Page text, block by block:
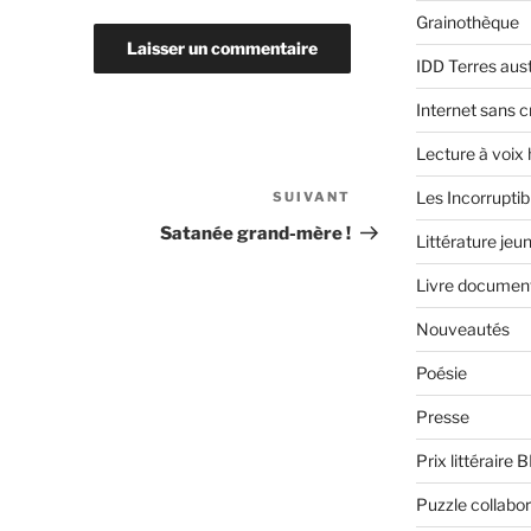
suivant
SUIVANT
Satanée grand-mère !
Grainothèque
IDD Terres
Internet sans
Lecture à voix
Les
Littérature
Livre
Nouveautés
Poésie
Presse
Prix littéraire
Puzzle